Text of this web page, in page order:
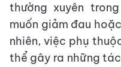
thường xuyên
muốn giảm đau
nhiên, việc phụ
thể gây ra những